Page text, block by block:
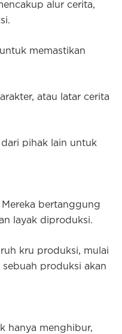
alur cerita,
memastikan
atau latar cerita
dari pihak lain untuk
bertanggung
layak diproduksi.
kru produksi, mulai
produksi akan
hanya menghibur,